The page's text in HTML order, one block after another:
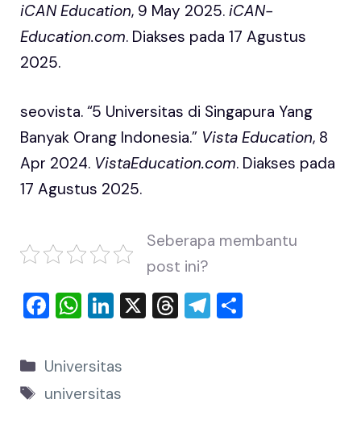
iCAN Education, 9 May 2025. iCAN-
Education.com. Diakses pada 17 Agustus
2025.
seovista. “5 Universitas di Singapura Yang
Banyak Orang Indonesia.” Vista Education, 8
Apr 2024. VistaEducation.com. Diakses pada
17 Agustus 2025.
Seberapa membantu
post ini?
F
c
e
b
W
at
s
A
Li
k
e
dI
X T T
Universitas
universitas